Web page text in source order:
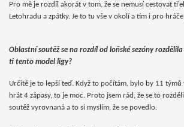
Pro mě je rozdíl akorát v tom, že se nemusí cestovat
Letohradu a zpátky. Je to tu vše v okolí a tím i pro
Oblastní soutěž se na rozdíl od loňské sezóny
ti tento model ligy?
Určitě je to lepší teď. Když to počítám, bylo by 11 týmů
hrát 4 zápasy, to je moc. Proto jsem rád, že se to
soutěž vyrovnaná a to si myslím, že se povedlo.